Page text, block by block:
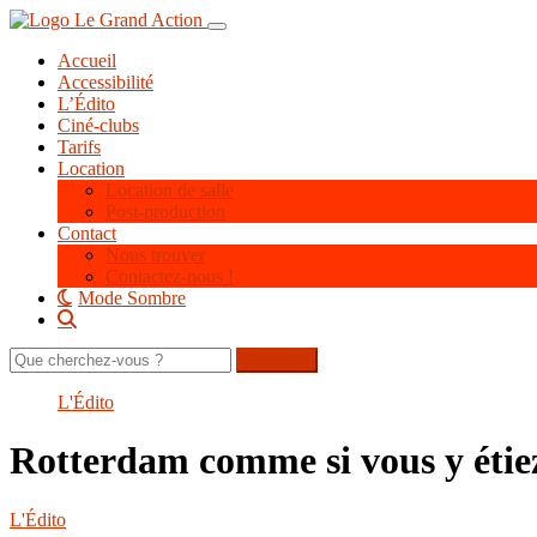
Aller
contenu
principal
Toggle navigation
Accueil
Accessibilité
L’Édito
Ciné-clubs
Tarifs
Location
Location de salle
Post-production
Contact
Nous trouver
Contactez-nous !
Mode Sombre
Rechercher
sur
L'Édito
Rotterdam comme si vous y
L'Édito